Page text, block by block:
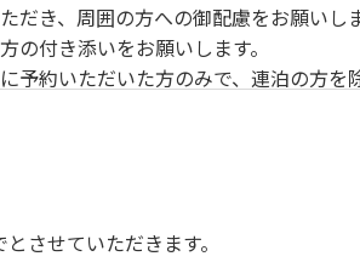
き、周囲の方への御配慮をお願いしま
の付き添いをお願いします。
予約いただいた方のみで、連泊の方
ださい。
後5時まで）です。チェックインの
させていただきます。